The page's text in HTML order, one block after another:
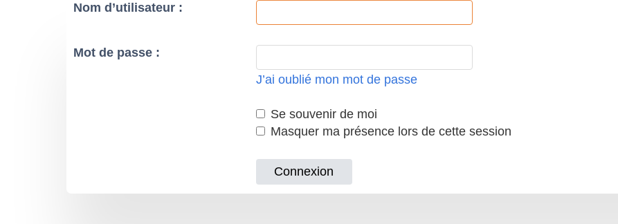
Nom d’utilisateur :
Mot de passe :
J’ai oublié mon mot de passe
Se souvenir de moi
Masquer ma présence lors de cette session